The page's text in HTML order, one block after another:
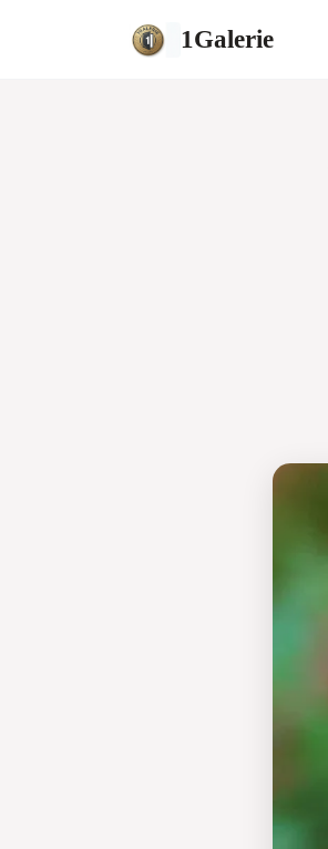
1Galerie